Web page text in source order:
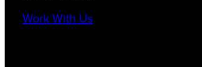
Work With Us